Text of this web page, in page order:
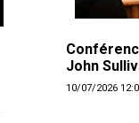
John
Danemark
10/07/2026